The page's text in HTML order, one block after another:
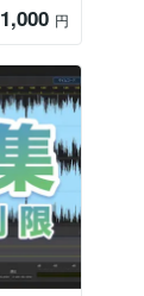
1,000 円